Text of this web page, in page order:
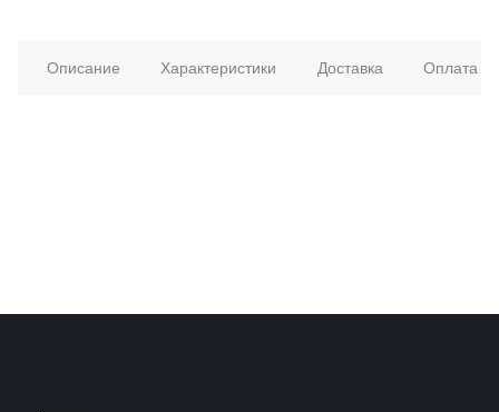
Описание Характеристики Доставка Оплата